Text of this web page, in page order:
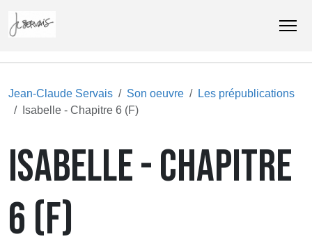
Jean-Claude Servais Son oeuvre
Les prépublications
Isabelle - Chapitre 6 (F)
ISABELLE - CHAPITRE
6 (F)